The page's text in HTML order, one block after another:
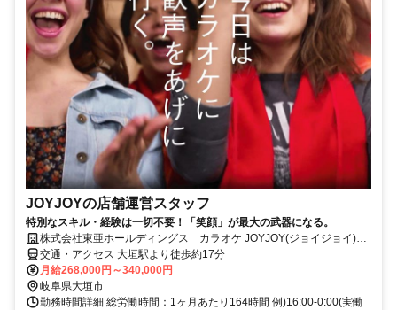
JOYJOYの店舗運営スタッフ
特別なスキル・経験は一切不要！「笑顔」が最大の武器になる。
株式会社東亜ホールディングス カラオケ JOYJOY(ジョイジョイ)
大垣バイパス店
交通・アクセス 大垣駅より徒歩約17分
月給268,000円～340,000円
岐阜県大垣市
勤務時間詳細 総労働時間：1ヶ月あたり164時間 例)16:00-0:00(実働